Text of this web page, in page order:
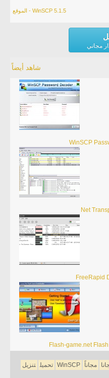
الموقع - WinSCP 5.1.5
شاهد أيضاً
WinSCP
Net
FreeRapid
Flash-game.net
تحميل تنزيل WinSCP مجاناً